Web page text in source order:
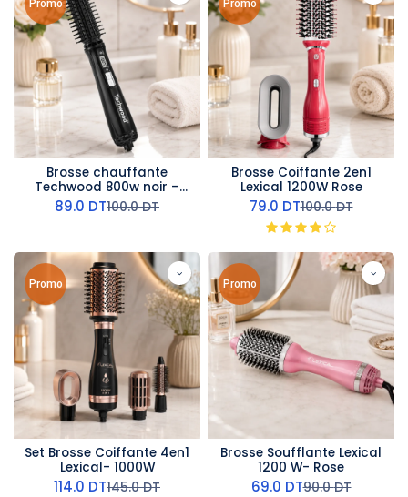
Promo
Brosse chauffante
Techwood 800w noir –
TBC-896
89.0 DT100.0DT
Promo
Brosse Coiffante 2en1
Lexical 1200W Rose
79.0 DT100.0DT
Promo
Set Brosse Coiffante 4en1
Lexical- 1000W
114.0 DT145.0DT
Promo
Brosse Soufflante Lexical
1200 W- Rose
69.0 DT90.0DT